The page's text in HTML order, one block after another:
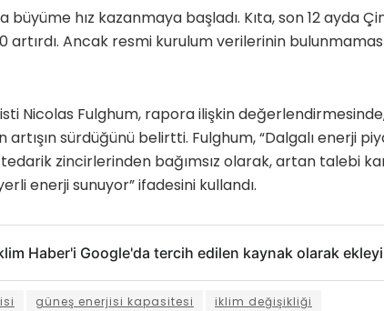
büyüme hız kazanmaya başladı. Kıta, son 12 ayda
artırdı. Ancak resmi kurulum verilerinin
Nicolas Fulghum, rapora ilişkin
artışın sürdüğünü belirtti. Fulghum, “Dalgalı enerji
zincirlerinden bağımsız olarak, artan talebi
enerji sunuyor” ifadesini kullandı.
Haber'i Google'da tercih edilen kaynak olarak
güneş enerjisi kapasitesi iklim değişikliği